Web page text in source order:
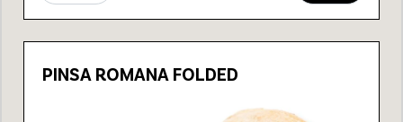
PINSA ROMANA FOLDED